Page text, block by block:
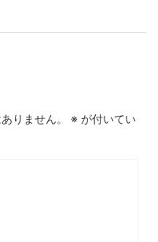
りません。 ※ が付いてい